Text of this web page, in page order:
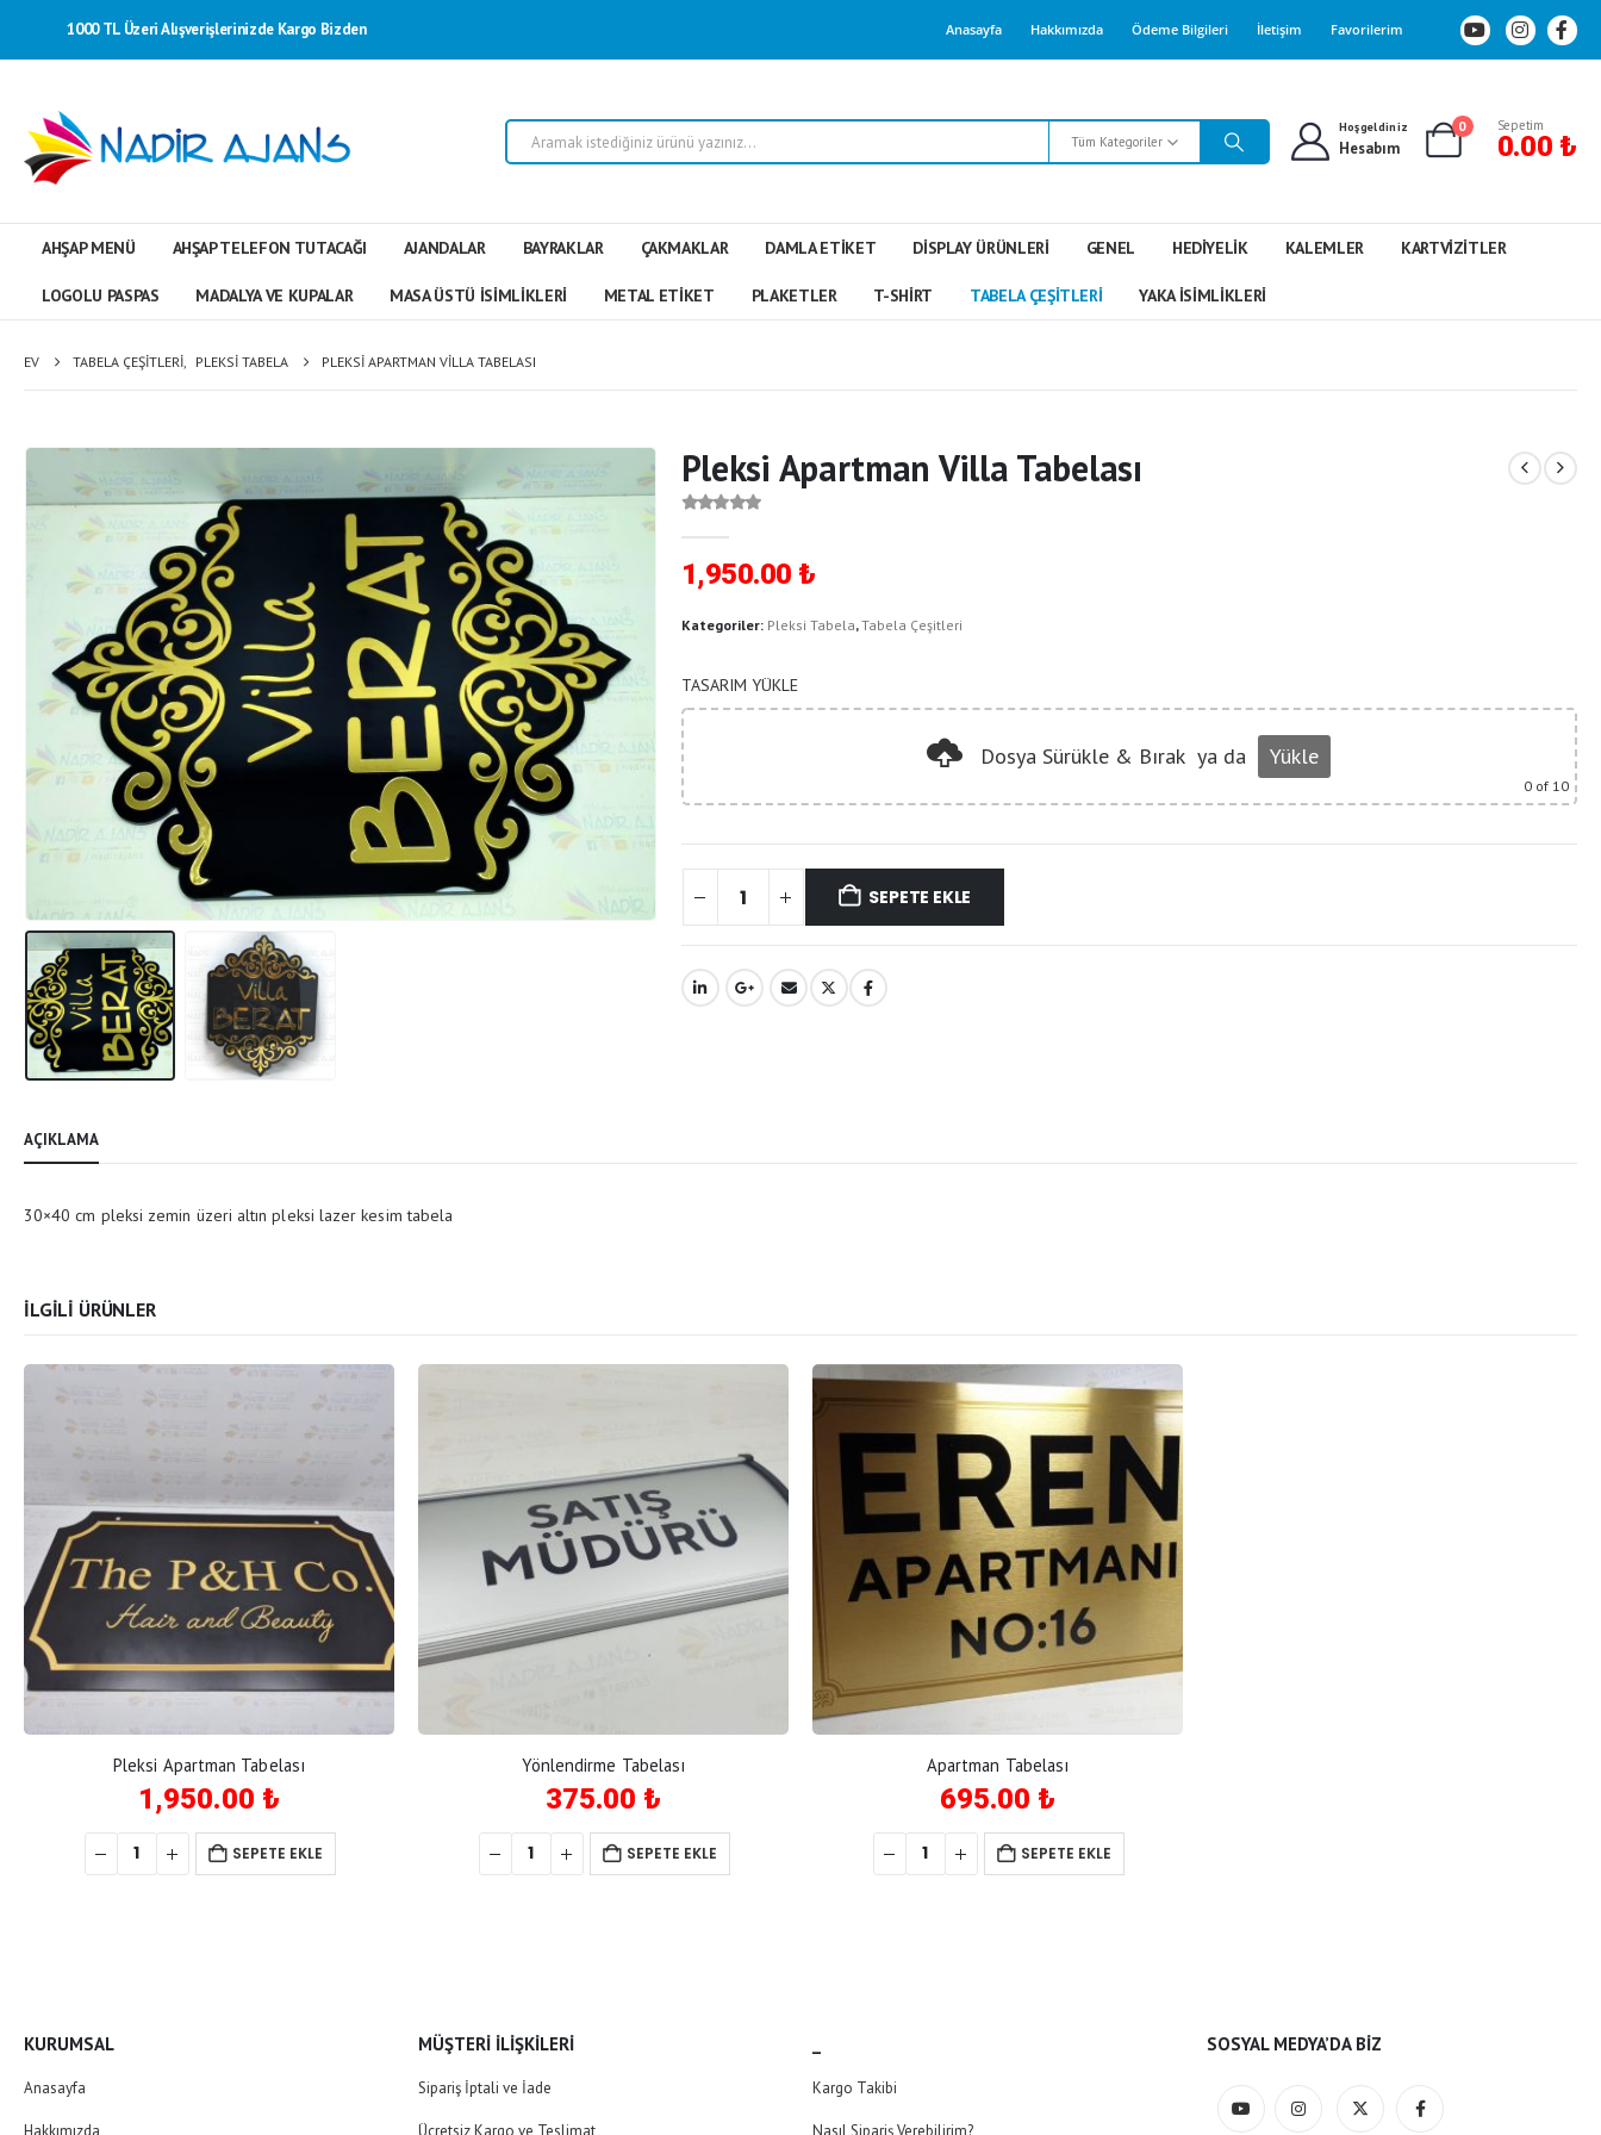
1000 TL Üzeri Alışverişlerinizde Kargo Bizden Anasayfa Hakkımızda Ödeme Bilgileri İletişim Favorilerim
Tüm Kategoriler
Hoşgeldiniz
Hesabım
0 Sepetim
0.00 ₺
AHŞAP MENÜ AHŞAP TELEFON TUTACAĞI AJANDALAR BAYRAKLAR ÇAKMAKLAR DAMLA ETIKET DISPLAY ÜRÜNLERI GENEL HEDIYELIK KALEMLER KARTVIZITLER
LOGOLU PASPAS MADALYA VE KUPALAR MASA ÜSTÜ İSIMLIKLERI METAL ETIKET PLAKETLER T-SHIRT TABELA ÇEŞITLERI YAKA İSIMLIKLERI
EV TABELA ÇEŞITLERI, PLEKSI TABELA PLEKSI APARTMAN VILLA TABELASI
Pleksi Apartman Villa Tabelası
1,950.00 ₺
Kategoriler: Pleksi Tabela,Tabela Çeşitleri
TASARIM YÜKLE
Dosya Sürükle & Bırak ya da Yükle
0of 10
SEPETE EKLE
AÇIKLAMA
30×40 cm pleksi zemin üzeri altın pleksi lazer kesim tabela
İLGILI ÜRÜNLER
Pleksi Apartman Tabelası
1,950.00 ₺
SEPETE EKLE
Yönlendirme Tabelası
375.00 ₺
SEPETE EKLE
Apartman Tabelası
695.00 ₺
SEPETE EKLE
KURUMSAL
Anasayfa
Hakkımızda
MÜŞTERI İLIŞKILERI
Sipariş İptali ve İade
Ücretsiz Kargo ve Teslimat
Kargo Takibi
Nasıl Sipariş Verebilirim?
SOSYAL MEDYA’DA BIZ